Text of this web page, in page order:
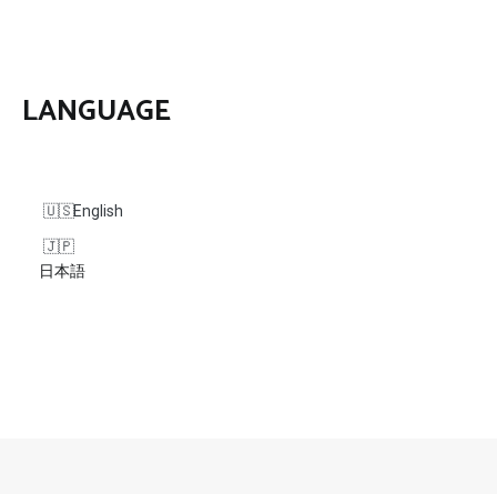
ン
LANGUAGE
English
日本語